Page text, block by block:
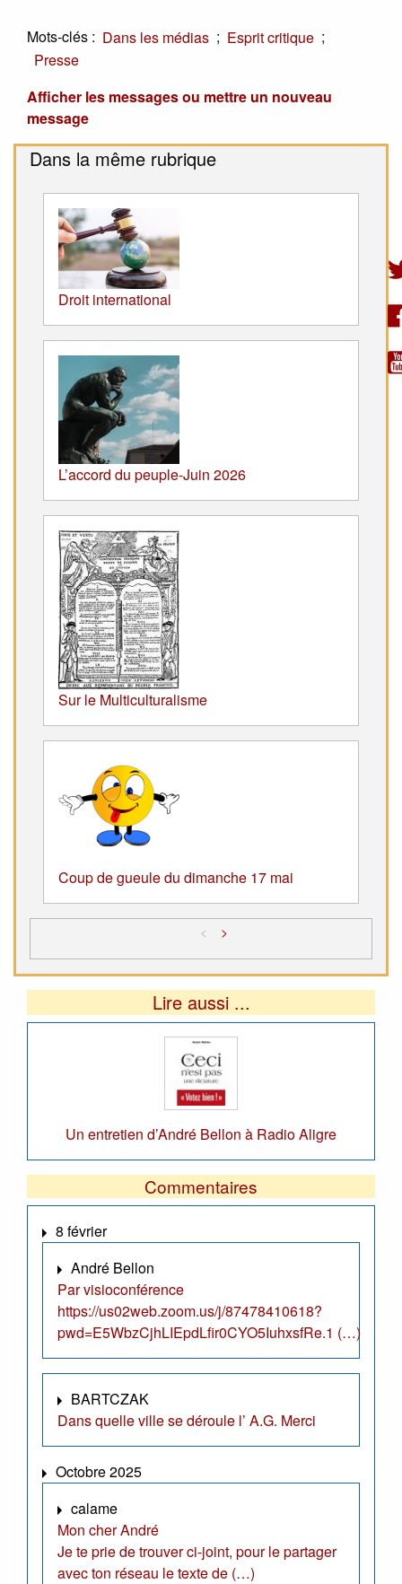
Mots-clés : Dans les médias ; Esprit critique ;
Presse
Afficher les messages ou mettre un nouveau
message
Dans la même rubrique
Droit international
L’accord du peuple-Juin 2026
Sur le Multiculturalisme
Coup de gueule du dimanche 17 mai
< >
Lire aussi ...
Un entretien d’André Bellon à Radio Aligre
Commentaires
8 février
André Bellon
Par visioconférence
https://us02web.zoom.us/j/87478410618?
pwd=E5WbzCjhLIEpdLfir0CYO5IuhxsfRe.1 (…)
BARTCZAK
Dans quelle ville se déroule l’ A.G. Merci
Octobre 2025
calame
Mon cher André
Je te prie de trouver ci-joint, pour le partager
avec ton réseau le texte de (…)